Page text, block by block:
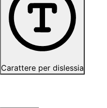
Carattere per dislessia